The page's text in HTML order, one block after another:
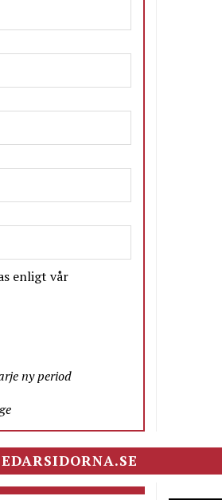
enligt vår
ny period